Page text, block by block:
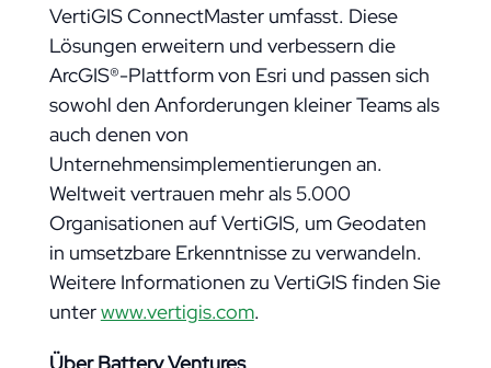
VertiGIS ConnectMaster umfasst. Diese
Lösungen erweitern und verbessern die
ArcGIS®-Plattform von Esri und passen sich
sowohl den Anforderungen kleiner Teams als
auch denen von
Unternehmensimplementierungen an.
Weltweit vertrauen mehr als 5.000
Organisationen auf VertiGIS, um Geodaten
in umsetzbare Erkenntnisse zu verwandeln.
Weitere Informationen zu VertiGIS finden Sie
unterwww.vertigis.com.